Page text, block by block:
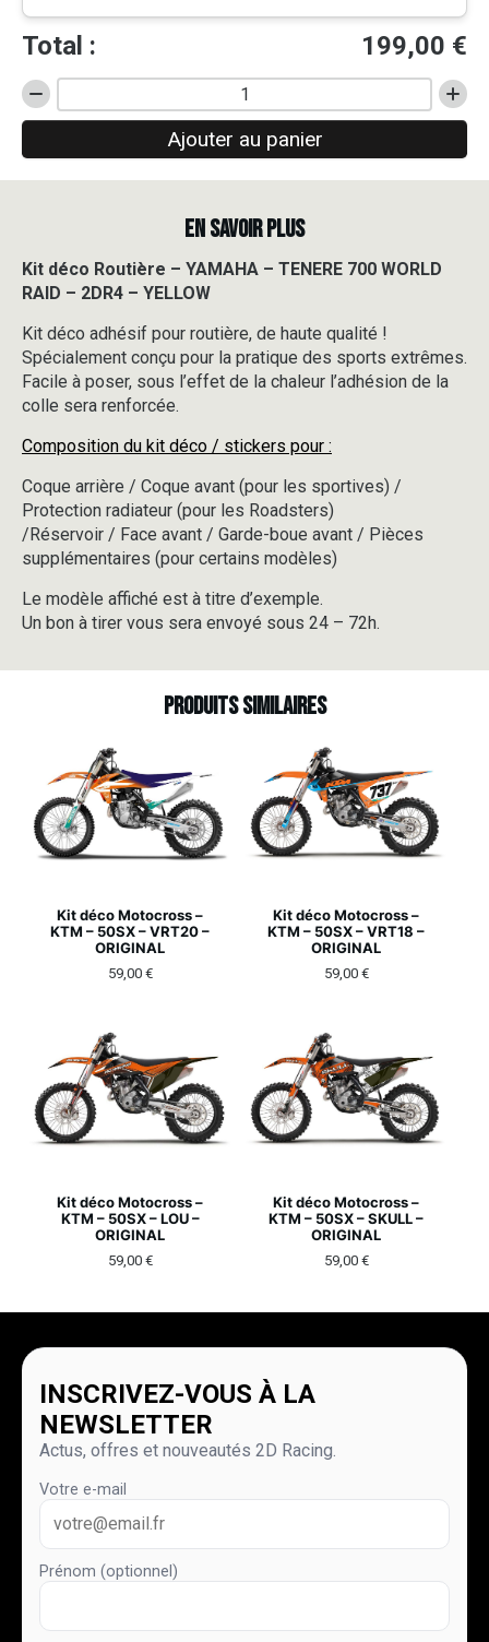
Total : 199,00 €
quantité
de
déco
Routière
TENERE
700
RAID
-
2DR4
-
YELLOW
Ajouter au panier
EN SAVOIR PLUS
Kit déco Routière – YAMAHA – TENERE 700 WORLD
RAID – 2DR4 – YELLOW
Kit déco adhésif pour routière, de haute qualité !
Spécialement conçu pour la pratique des sports extrêmes.
Facile à poser, sous l’effet de la chaleur l’adhésion de la
colle sera renforcée.
Composition du kit déco / stickers pour :
Coque arrière / Coque avant (pour les sportives) /
Protection radiateur (pour les Roadsters)
/Réservoir / Face avant / Garde-boue avant / Pièces
supplémentaires (pour certains modèles)
Le modèle affiché est à titre d’exemple.
Un bon à tirer vous sera envoyé sous 24 – 72h.
Produits similaires
Kit déco Motocross –
KTM – 50SX – VRT20 –
ORIGINAL
59,00 €
Kit déco Motocross –
KTM – 50SX – VRT18 –
ORIGINAL
59,00 €
Kit déco Motocross –
KTM – 50SX – LOU –
ORIGINAL
59,00 €
Kit déco Motocross –
KTM – 50SX – SKULL –
ORIGINAL
59,00 €
INSCRIVEZ-VOUS À LA
NEWSLETTER
Actus, offres et nouveautés 2D Racing.
Votre e-mail
Prénom (optionnel)